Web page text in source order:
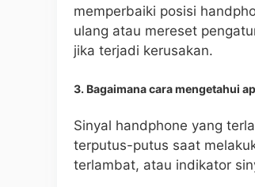
memperbaiki posisi
ulang atau mereset
jika terjadi kerusakan.
3. Bagaimana cara mengetahui
Sinyal handphone yang
terputus-putus saat
terlambat, atau indikator